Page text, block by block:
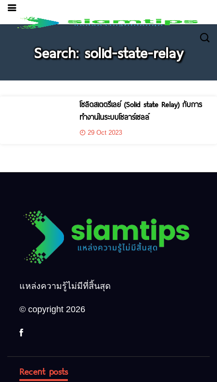
Search: solid-state-relay
โซลิดสเตตรีเลย์ (Solid state Relay) กับการ
ทำงานในระบบโซลาร์เซลล์
29 Oct 2023
แหล่งความรู้ไม่มีที่สิ้นสุด
© copyright 2026
Recent posts